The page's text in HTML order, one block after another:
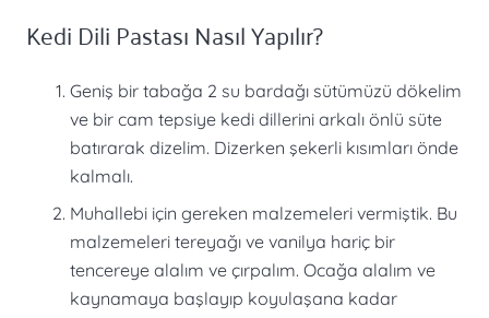
Kedi Dili Pastası Nasıl Yapılır?
Geniş bir tabağa 2 su bardağı sütümüzü dökelim
ve bir cam tepsiye kedi dillerini arkalı önlü süte
batırarak dizelim. Dizerken şekerli kısımları önde
kalmalı.
Muhallebi için gereken malzemeleri vermiştik. Bu
malzemeleri tereyağı ve vanilya hariç bir
tencereye alalım ve çırpalım. Ocağa alalım ve
kaynamaya başlayıp koyulaşana kadar